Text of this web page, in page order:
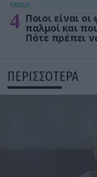
KΑΡΔΙΑ
4 Ποιοι είναι
παλμοί και
Πότε πρέπει
ΠΕΡΙΣΣΟΤΕΡΑ